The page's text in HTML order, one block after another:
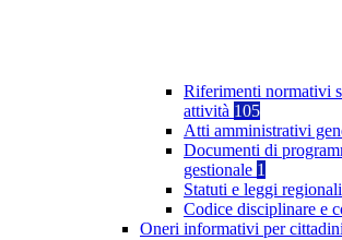
Riferimenti normativi
attività 105
Atti amministrativi
Documenti di
gestionale 1
Statuti e leggi regionali
Codice disciplinare e
Oneri informativi per